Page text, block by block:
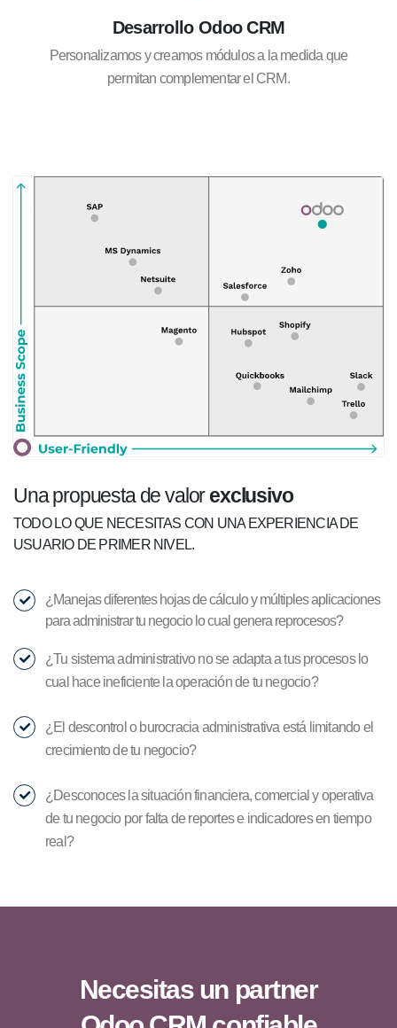
Desarrollo Odoo CRM
Personalizamos y creamos módulos a la medida que
permitan complementar el CRM.
Una propuesta de valorexclusivo
TODO LO QUE NECESITAS CON UNA EXPERIENCIA DE
USUARIO DE PRIMER NIVEL.
¿Manejas diferentes hojas de cálculo y múltiples aplicaciones
para administrar tu negocio lo cual genera reprocesos?
¿Tu sistema administrativo no se adapta a tus procesos lo
cual hace ineficiente la operación de tu negocio?
¿El descontrol o burocracia administrativa está limitando el
crecimiento de tu negocio?
¿Desconoces la situación financiera, comercial y operativa
de tu negocio por falta de reportes e indicadores en tiempo
real?
Necesitas un partner